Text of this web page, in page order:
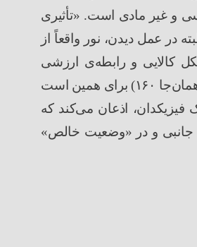
و غیر مادی است. «تأثیری
در عمل دیدن، نور واقعاً از
کالایی و رابطهی ارزشی
جا ۱۶۰) برای همین است
فیزیکدان، اذعان میکند که
و در «وضعیت خالص»